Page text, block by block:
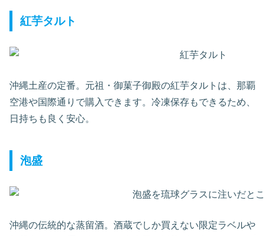
紅芋タルト
沖縄土産の定番。元祖・御菓子御殿の紅芋タルトは、那覇
空港や国際通りで購入できます。冷凍保存もできるため、
日持ちも良く安心。
泡盛
沖縄の伝統的な蒸留酒。酒蔵でしか買えない限定ラベルや